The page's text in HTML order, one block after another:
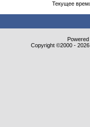
Текущее
Copyright ©2000 -